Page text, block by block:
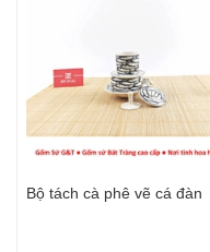
Bộ tách cà phê vẽ cá đàn